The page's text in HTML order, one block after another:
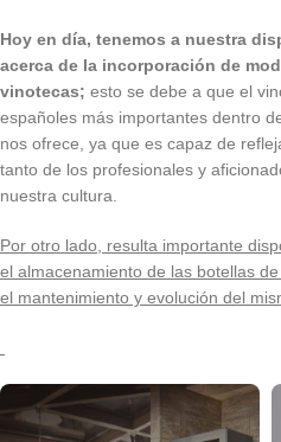
Hoy en día, tenemos a nuestra
acerca de la incorporación de
vinotecas; esto se debe a que el
españoles más importantes dentro
nos ofrece, ya que es capaz de
tanto de los profesionales y
nuestra cultura.
Por otro lado, resulta importante
el almacenamiento de las botellas
el mantenimiento y evolución del